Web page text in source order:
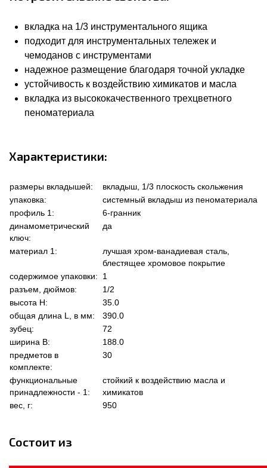
вкладка на 1/3 инструментального ящика
подходит для инструментальных тележек и
чемоданов с инструментами
надежное размещение благодаря точной укладке
устойчивость к воздействию химикатов и масла
вкладка из высококачественного трехцветного
пеноматериала
Характеристики:
размеры вкладышей:
вкладыш, 1/3 плоскость скольжения
упаковка:
системный вкладыш из пеноматериала
профиль 1:
6-гранник
динамометрический
ключ:
да
материал 1:
лучшая хром-ванадиевая сталь,
блестящее хромовое покрытие
содержимое упаковки:
1
разъем, дюймов:
1/2
высота Н:
35.0
общая длина L, в мм:
390.0
зубец:
72
ширина В:
188.0
предметов в
комплекте:
30
функциональные
принадлежности - 1:
стойкий к воздействию масла и
химикатов
вес, г:
950
Состоит из